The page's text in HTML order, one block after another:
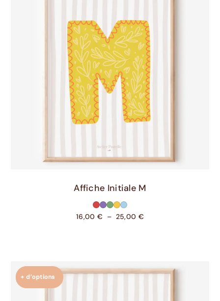
Choix Des Options
Affiche Initiale M
16,00 € – 25,00 €
+ d’options